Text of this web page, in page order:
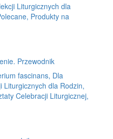
Liturgicznych dla
Produkty na
Przewodnik
fascinans, Dla
Liturgicznych dla Rodzin,
Celebracji Liturgicznej,